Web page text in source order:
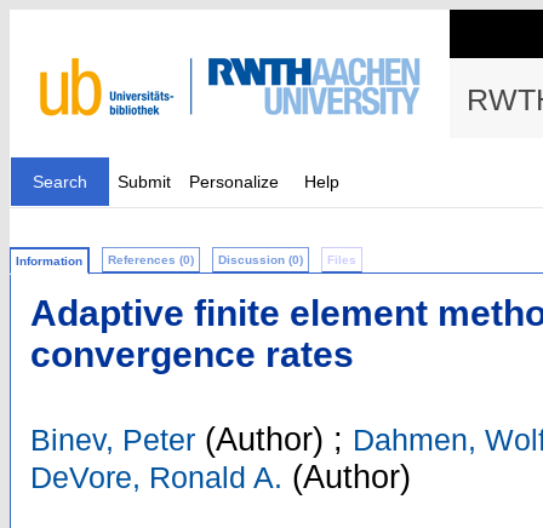
Search Submit Personalize Help
Information References (0) Discussion (0) Files
Adaptive finite element
convergence rates
Binev, Peter (Author) ; Dahmen,
DeVore, Ronald A. (Author)